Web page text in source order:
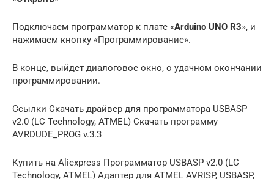
Подключаем программатор к плате «Arduino UNO R3», и
нажимаем кнопку «Программирование».
В конце, выйдет диалоговое окно, о удачном окончании
программировании.
Ссылки Скачать драйвер для программатора USBASP
v2.0 (LC Technology, ATMEL) Скачать программу
AVRDUDE_PROG v.3.3
Купить на Aliexpress Программатор USBASP v2.0 (LC
Technology, ATMEL) Адаптер для ATMEL AVRISP, USBASP,